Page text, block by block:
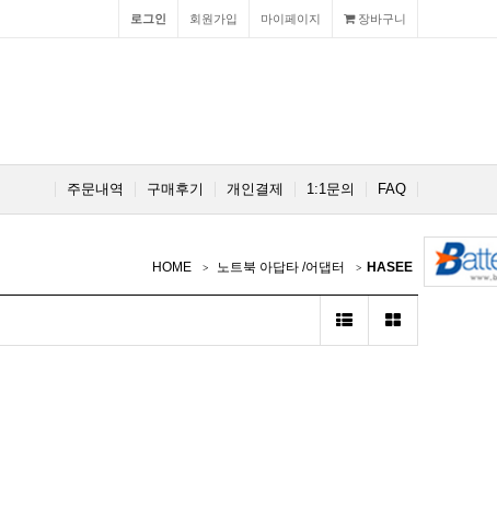
장바구니
마이페이지
회원가입
로그인
FAQ
1:1문의
개인결제
구매후기
주문내역
HOME 노트북 아답타 /어댑터 HASEE